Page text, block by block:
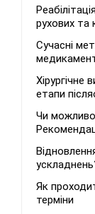
рухових та
Сучасні
етапи
Чи можливо
Як
терміни